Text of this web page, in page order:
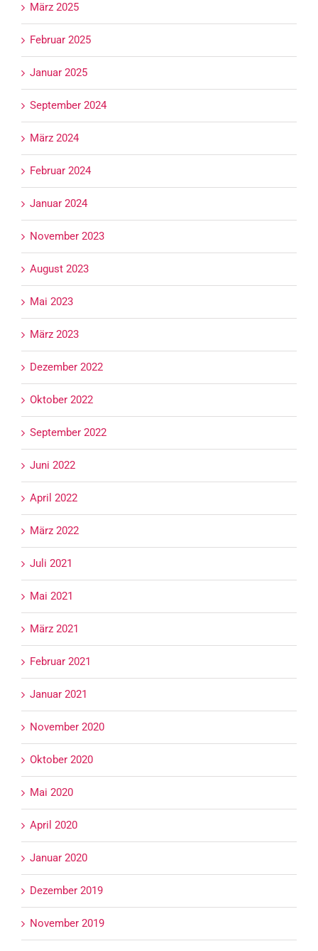
März 2025
Februar 2025
Januar 2025
September 2024
März 2024
Februar 2024
Januar 2024
November 2023
August 2023
Mai 2023
März 2023
Dezember 2022
Oktober 2022
September 2022
Juni 2022
April 2022
März 2022
Juli 2021
Mai 2021
März 2021
Februar 2021
Januar 2021
November 2020
Oktober 2020
Mai 2020
April 2020
Januar 2020
Dezember 2019
November 2019